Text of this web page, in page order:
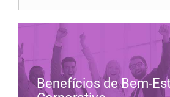
Benefícios de Bem-